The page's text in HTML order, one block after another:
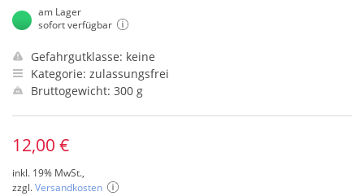
am Lager
sofort verfügbar
Gefahrgutklasse: keine
Kategorie: zulassungsfrei
Bruttogewicht: 300 g
12,00 €
inkl. 19% MwSt.,
zzgl.Versandkosten